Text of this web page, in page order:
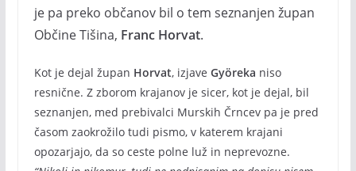
je pa preko občanov bil o tem seznanjen župan
Občine Tišina, Franc Horvat.
Kot je dejal župan Horvat, izjave Györeka niso
resnične. Z zborom krajanov je sicer, kot je dejal, bil
seznanjen, med prebivalci Murskih Črncev pa je pred
časom zaokrožilo tudi pismo, v katerem krajani
opozarjajo, da so ceste polne luž in neprevozne.